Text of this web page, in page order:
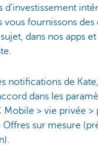
d'investissement
vous fournissons des
dans nos apps
notifications de
dans les
Mobile > vie privée >
sur mesure